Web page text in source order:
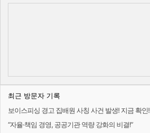
최근 방문자 기록
보이스피싱 경고 집배원 사칭 사건 발생! 지금 확인!
“자율·책임 경영, 공공기관 역량 강화의 비결!”